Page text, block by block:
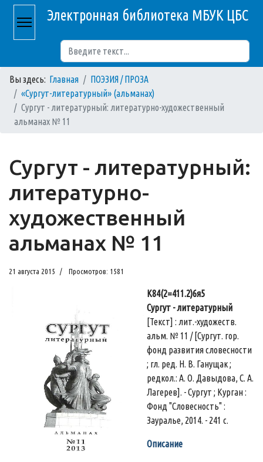
Электронная библиотека МБУК ЦБС
Вы здесь: Главная
ПОЭЗИЯ / ПРОЗА
«Сургут-литературный» (альманах)
Сургут - литературный: литературно-художественный
альманах № 11
Сургут - литературный:
литературно-
художественный
альманах № 11
21 августа 2015 Просмотров: 1581
К84(2=411.2)6я5
Сургут - литературный
[Текст] : лит.-художеств.
альм. № 11 / [Сургут. гор.
фонд развития словесности
; гл. ред. Н. В. Ганущак ;
редкол.: А. О. Давыдова, С. А.
Лагерев]. - Сургут ; Курган :
Фонд "Словесность" :
Зауралье, 2014. - 241 с.
Описание